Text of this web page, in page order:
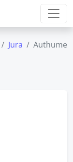
Jura Authume